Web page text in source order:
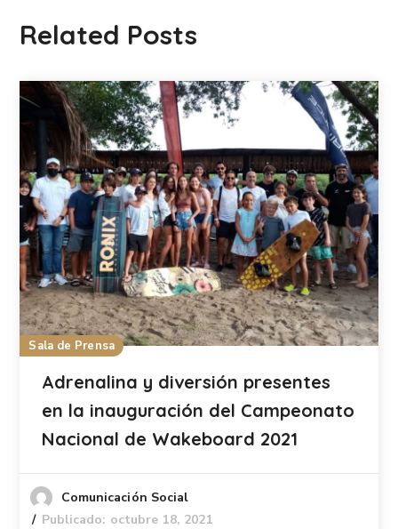
Related Posts
Sala de Prensa
Adrenalina y diversión presentes
en la inauguración del Campeonato
Nacional de Wakeboard 2021
Comunicación Social
Publicado: octubre 18, 2021